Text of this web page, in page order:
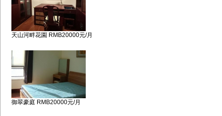
天山河畔花園 RMB20000元/月
御翠豪庭 RMB20000元/月